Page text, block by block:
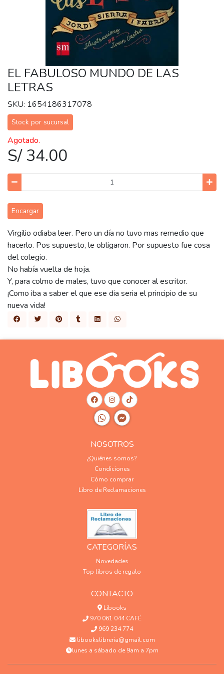
EL FABULOSO MUNDO DE LAS
LETRAS
SKU: 1654186317078
Stock por sucursal
Agotado.
S/ 34.00
Encargar
Virgilio odiaba leer. Pero un día no tuvo mas remedio que
hacerlo. Pos supuesto, le obligaron. Por supuesto fue cosa
del colegio.
No había vuelta de hoja.
Y, para colmo de males, tuvo que conocer al escritor.
¡Como iba a saber el que ese dia seria el principio de su
nueva vida!
NOSOTROS
¿Quiénes somos?
Condiciones
Cómo comprar
Libro de Reclamaciones
CATEGORÍAS
Novedades
Top libros de regalo
CONTACTO
Libooks
970 061 044 CAFÉ
969 234 774
libookslibreria@gmail.com
lunes a sábado de 9am a 7pm